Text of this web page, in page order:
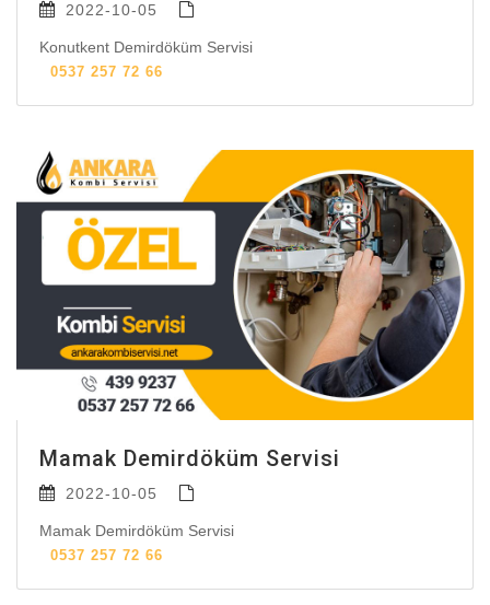
2022-10-05
Konutkent Demirdöküm Servisi
0537 257 72 66
Mamak Demirdöküm Servisi
2022-10-05
Mamak Demirdöküm Servisi
0537 257 72 66